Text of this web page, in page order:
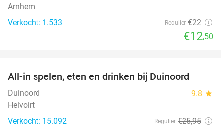
Arnhem
Verkocht: 1.533
Regulier €22
€12,50
All-in spelen, eten en drinken bij Duinoord
Duinoord 9.8 star
Helvoirt
Verkocht: 15.092
Regulier €25,95